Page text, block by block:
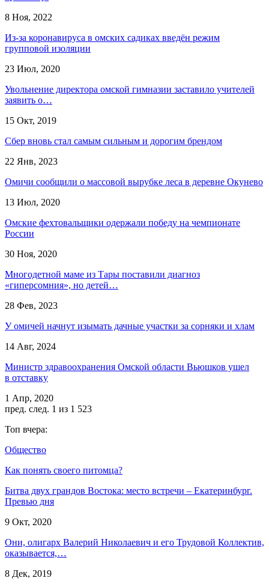
8 Ноя, 2022
Из-за коронавируса в омских садиках введён режим
групповой изоляции
23 Июл, 2020
Увольнение директора омской гимназии заставило учителей
заявить о…
15 Окт, 2019
Сбер вновь стал самым сильным и дорогим брендом
22 Янв, 2023
Омичи сообщили о массовой вырубке леса в деревне Окунево
13 Июл, 2020
Омские фехтовальщики одержали победу на чемпионате
России
30 Ноя, 2020
Многодетной маме из Тары поставили диагноз
«гиперсомния», но детей…
28 Фев, 2023
У омичей начнут изымать дачные участки за сорняки и хлам
14 Авг, 2024
Министр здравоохранения Омской области Вьюшков ушел
в отставку
1 Апр, 2020
пред. след. 1 из 1 523
Топ вчера:
Общество
Как понять своего питомца?
Битва двух грандов Востока: место встречи – Екатеринбург.
Превью дня
9 Окт, 2020
Они, олигарх Валерий Николаевич и его Трудовой Коллектив,
оказывается,…
8 Дек, 2019